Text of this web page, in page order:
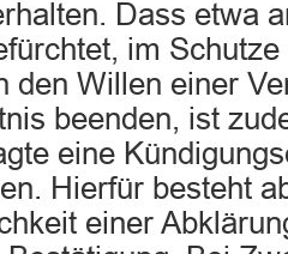
Dass etwa
im
den Willen einer
beenden, ist
eine
Hierfür besteht
einer